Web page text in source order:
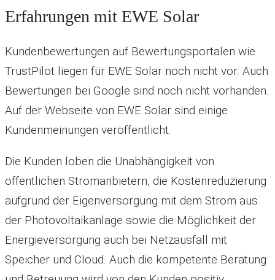
Erfahrungen mit EWE Solar
Kundenbewertungen auf Bewertungsportalen wie
TrustPilot liegen für EWE Solar noch nicht vor. Auch
Bewertungen bei Google sind noch nicht vorhanden.
Auf der Webseite von EWE Solar sind einige
Kundenmeinungen veröffentlicht.
Die Kunden loben die Unabhängigkeit von
öffentlichen Stromanbietern, die Kostenreduzierung
aufgrund der Eigenversorgung mit dem Strom aus
der Photovoltaikanlage sowie die Möglichkeit der
Energieversorgung auch bei Netzausfall mit
Speicher und Cloud. Auch die kompetente Beratung